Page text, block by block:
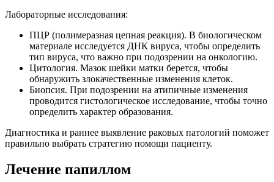
Лабораторные исследования:
ПЦР (полимеразная цепная реакция). В биологическом
материале исследуется ДНК вируса, чтобы определить
тип вируса, что важно при подозрении на онкологию.
Цитология. Мазок шейки матки берется, чтобы
обнаружить злокачественные изменения клеток.
Биопсия. При подозрении на атипичные изменения
проводится гистологическое исследование, чтобы точно
определить характер образования.
Диагностика и раннее выявление раковых патологий поможет
правильно выбрать стратегию помощи пациенту.
Лечение папиллом